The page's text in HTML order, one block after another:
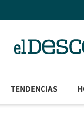
TENDENCIAS